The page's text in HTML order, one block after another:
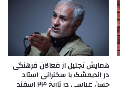
همایش تجلیل از فعالان فرهنگی
در اندیمشک با سخنرانی استاد